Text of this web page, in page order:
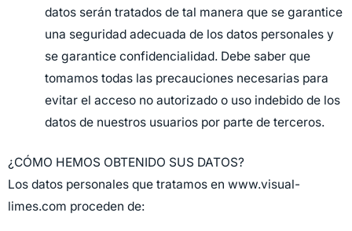
datos serán tratados de tal manera que se garantice
una seguridad adecuada de los datos personales y
se garantice confidencialidad. Debe saber que
tomamos todas las precauciones necesarias para
evitar el acceso no autorizado o uso indebido de los
datos de nuestros usuarios por parte de terceros.
¿CÓMO HEMOS OBTENIDO SUS DATOS?
Los datos personales que tratamos en www.visual-
limes.com proceden de: